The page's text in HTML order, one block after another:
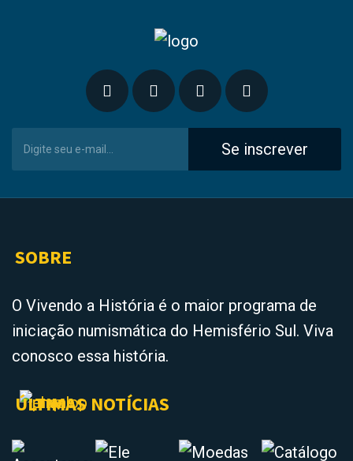
Se inscrever
SOBRE
O Vivendo a História é o maior programa de
iniciação numismática do Hemisfério Sul. Viva
conosco essa história.
ÚLTIMAS NOTÍCIAS